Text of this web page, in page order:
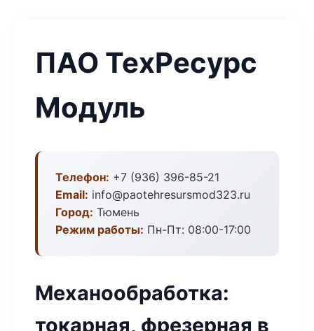
ПАО ТехРесурс
Модуль
Телефон: +7 (936) 396-85-21
Email: info@paotehresursmod323.ru
Город: Тюмень
Режим работы: Пн-Пт: 08:00-17:00
Механообработка:
токарная, фрезерная в